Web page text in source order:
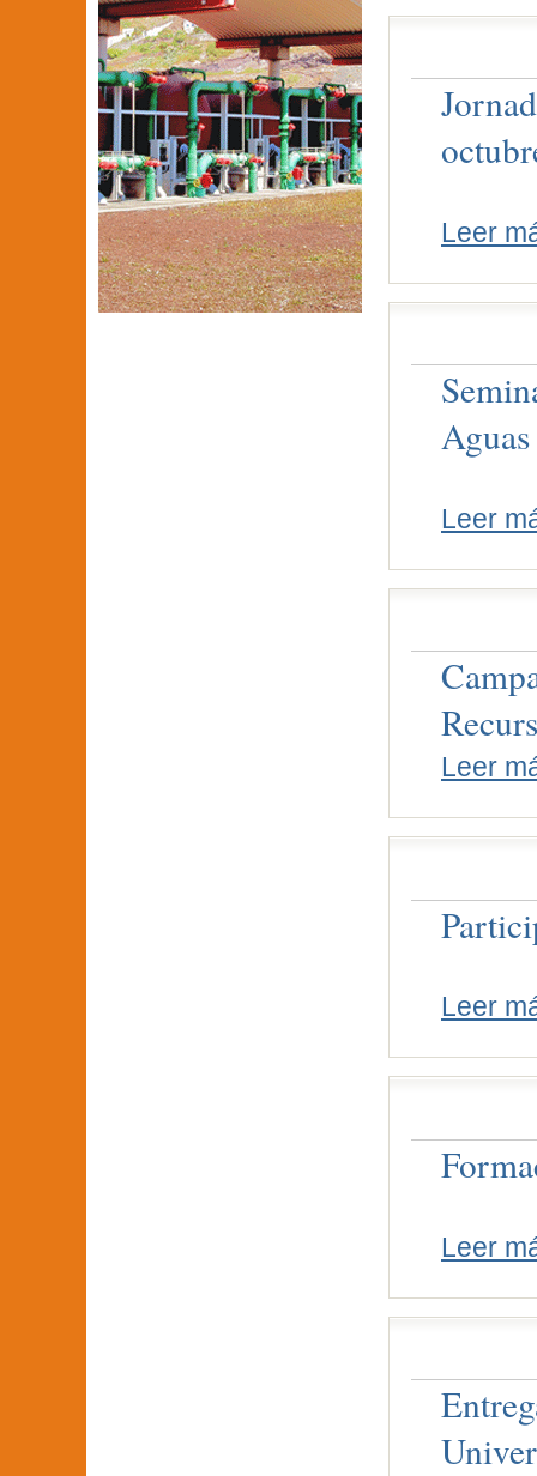
Leer
Aguas
Leer
Leer
Leer
Leer